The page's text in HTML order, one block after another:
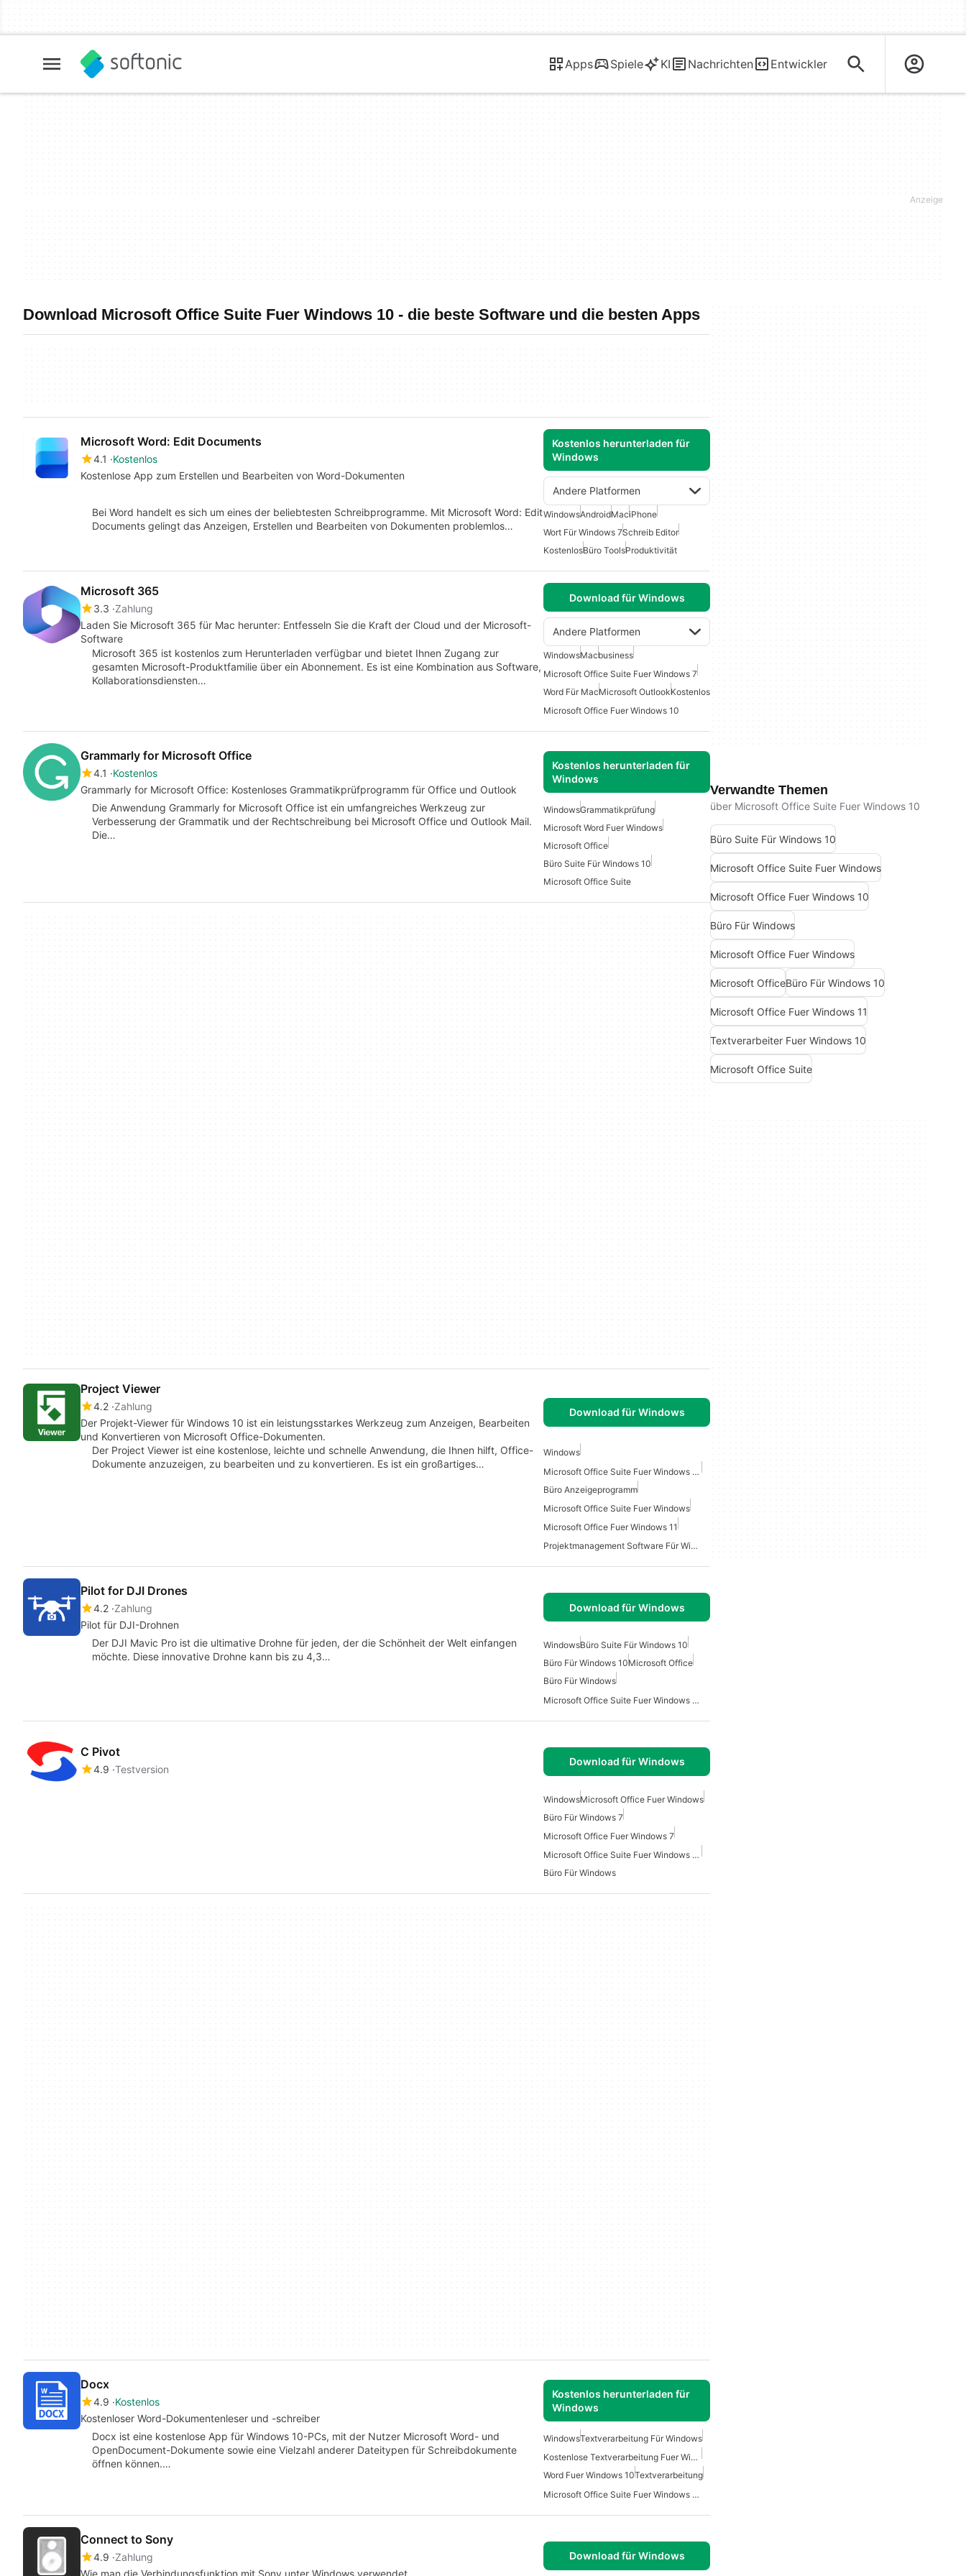
Apps Spiele KI Nachrichten Entwickler
Download Microsoft Office Suite Fuer Windows 10 - die beste Software und die besten Apps
Microsoft Word: Edit Documents
4.1
Kostenlos
Kostenlose App zum Erstellen und Bearbeiten von Word-Dokumenten
Kostenlos herunterladen für
Windows
Andere Platformen
Bei Word handelt es sich um eines der beliebtesten Schreibprogramme. Mit Microsoft Word: Edit
Documents gelingt das Anzeigen, Erstellen und Bearbeiten von Dokumenten problemlos…
WindowsAndroidMaciPhone
Wort Für Windows 7Schreib Editor
KostenlosBüro ToolsProduktivität
Microsoft 365
3.3 Zahlung
Laden Sie Microsoft 365 für Mac herunter: Entfesseln Sie die Kraft der Cloud und der Microsoft-
Software
Download für Windows
Andere Platformen
Microsoft 365 ist kostenlos zum Herunterladen verfügbar und bietet Ihnen Zugang zur
gesamten Microsoft-Produktfamilie über ein Abonnement. Es ist eine Kombination aus Software,
Kollaborationsdiensten…
WindowsMacbusiness
Microsoft Office Suite Fuer Windows 7
Word Für MacMicrosoft OutlookKostenlos
Microsoft Office Fuer Windows 10
Grammarly for Microsoft Office
4.1
Kostenlos
Grammarly for Microsoft Office: Kostenloses Grammatikprüfprogramm für Office und Outlook
Kostenlos herunterladen für
Windows
Die Anwendung Grammarly for Microsoft Office ist ein umfangreiches Werkzeug zur
Verbesserung der Grammatik und der Rechtschreibung bei Microsoft Office und Outlook Mail.
Die…
WindowsGrammatikprüfung
Microsoft Word Fuer Windows
Microsoft Office
Büro Suite Für Windows 10
Microsoft Office Suite
Project Viewer
4.2 Zahlung
Der Projekt-Viewer für Windows 10 ist ein leistungsstarkes Werkzeug zum Anzeigen, Bearbeiten
und Konvertieren von Microsoft Office-Dokumenten.
Download für Windows
Der Project Viewer ist eine kostenlose, leichte und schnelle Anwendung, die Ihnen hilft, Office-
Dokumente anzuzeigen, zu bearbeiten und zu konvertieren. Es ist ein großartiges…
Windows
Microsoft Office Suite Fuer Windows 10
Büro Anzeigeprogramm
Microsoft Office Suite Fuer Windows
Microsoft Office Fuer Windows 11
Projektmanagement Software Für Windows 10
Pilot for DJI Drones
4.2 Zahlung
Pilot für DJI-Drohnen
Download für Windows
Der DJI Mavic Pro ist die ultimative Drohne für jeden, der die Schönheit der Welt einfangen
möchte. Diese innovative Drohne kann bis zu 4,3…
WindowsBüro Suite Für Windows 10
Büro Für Windows 10Microsoft Office
Büro Für Windows
Microsoft Office Suite Fuer Windows 10
C Pivot
4.9 Testversion
Download für Windows
WindowsMicrosoft Office Fuer Windows
Büro Für Windows 7
Microsoft Office Fuer Windows 7
Microsoft Office Suite Fuer Windows 10
Büro Für Windows
Docx
4.9 Kostenlos
Kostenloser Word-Dokumentenleser und -schreiber
Kostenlos herunterladen für
Windows
Docx ist eine kostenlose App für Windows 10-PCs, mit der Nutzer Microsoft Word- und
OpenDocument-Dokumente sowie eine Vielzahl anderer Dateitypen für Schreibdokumente
öffnen können.…
WindowsTextverarbeitung Für Windows
Kostenlose Textverarbeitung Fuer Windows
Word Fuer Windows 10Textverarbeitung
Microsoft Office Suite Fuer Windows 10
Connect to Sony
4.9 Zahlung
Wie man die Verbindungsfunktion mit Sony unter Windows verwendet
Download für Windows
Verwandte Themen
über Microsoft Office Suite Fuer Windows 10
Büro Suite Für Windows 10
Microsoft Office Suite Fuer Windows
Microsoft Office Fuer Windows 10
Büro Für Windows
Microsoft Office Fuer Windows
Microsoft OfficeBüro Für Windows 10
Microsoft Office Fuer Windows 11
Textverarbeiter Fuer Windows 10
Microsoft Office Suite